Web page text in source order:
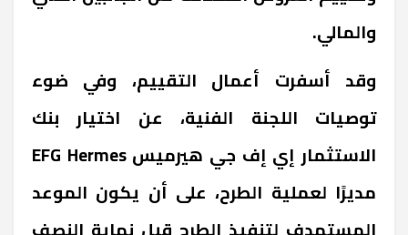
والمالي.
وقد أسفرت أعمال التقييم، وفي ضوء
توصيات اللجنة الفنية، عن اختيار بنك
الاستثمار إي إف جي هيرميسEFG Hermes
مديرًا لعملية الطرح، على أن يكون الموعد